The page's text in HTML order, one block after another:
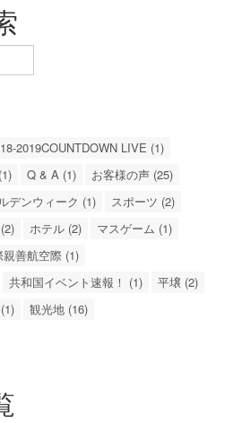
2019COUNTDOWN LIVE (1)
Q & A (1)
お客様の声 (25)
デンウィーク (1)
スポーツ (2)
ホテル (2)
マスゲーム (1)
親善航空際 (1)
共和国イベント速報！ (1)
平壌 (2)
観光地 (16)